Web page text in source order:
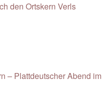
den Ortskern Verls
– Plattdeutscher Abend im